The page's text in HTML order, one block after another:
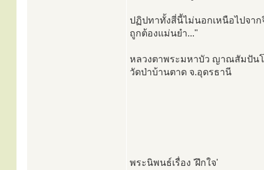
ปฏิปทาทั้งสี่นี้ไม่นอกเหนือไปจา
ถูกต้องแม่นยำ..."
หลวงตาพระมหาบัว ญาณสัมปัน
วัดป่าบ้านตาด จ.อุดรธานี
พระนิพนธ์เรื่อง 'ฝึกใจ'